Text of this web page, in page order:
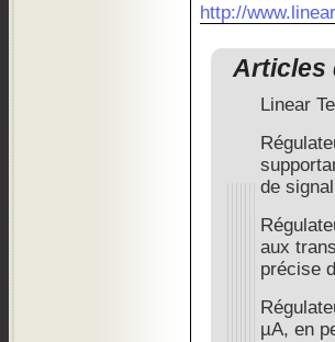
http://
Articles
Linear
de
aux
précise
µA, en